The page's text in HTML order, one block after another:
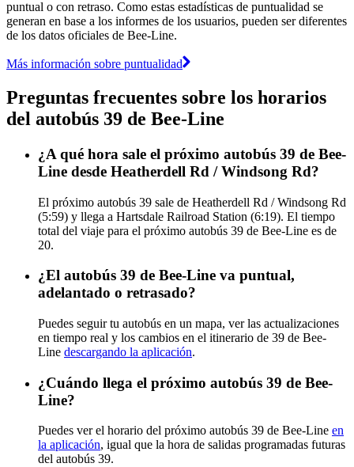
puntual o con retraso. Como estas estadísticas de puntualidad se
generan en base a los informes de los usuarios, pueden ser diferentes
de los datos oficiales de Bee-Line.
Más información sobre puntualidad
Preguntas frecuentes sobre los horarios
del autobús 39 de Bee-Line
¿A qué hora sale el próximo autobús 39 de Bee-
Line desde Heatherdell Rd / Windsong Rd?
El próximo autobús 39 sale de Heatherdell Rd / Windsong Rd
(5:59) y llega a Hartsdale Railroad Station (6:19). El tiempo
total del viaje para el próximo autobús 39 de Bee-Line es de
20.
¿El autobús 39 de Bee-Line va puntual,
adelantado o retrasado?
Puedes seguir tu autobús en un mapa, ver las actualizaciones
en tiempo real y los cambios en el itinerario de 39 de Bee-
Line descargando la aplicación.
¿Cuándo llega el próximo autobús 39 de Bee-
Line?
Puedes ver el horario del próximo autobús 39 de Bee-Line en
la aplicación, igual que la hora de salidas programadas futuras
del autobús 39.